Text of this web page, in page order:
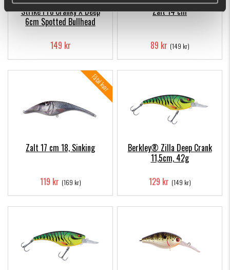
Strike Pro Cranky X Deep
6cm Spotted Bullhead
149 kr
Zalt 14 cm
89 kr (149 kr)
Zalt 17 cm 18, Sinking
Fåtal kvar
119 kr (169 kr)
Berkley® Zilla Deep Crank
11,5cm, 42g
129 kr (149 kr)